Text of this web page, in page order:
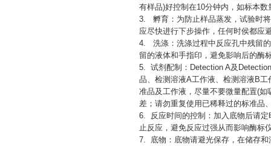
有样品)好控制在10分钟内，如标本
3. 孵育：为防止样品蒸发，试验时
应尽快进行下步操作，任何时侯都应
4. 洗涤：洗涤过程中反应孔中残留
留的液体和手指印，避免影响后的酶
5. 试剂配制：Detection A及
品、检测溶液A工作液、检测溶液B
准品及工作液，尽量不要微量配置(
差；请勿重复使用已稀释过的标准品
6. 反应时间的控制：加入底物后请定
止反应，避免反应过强从而影响酶标
7. 底物：底物请避光保存，在储存